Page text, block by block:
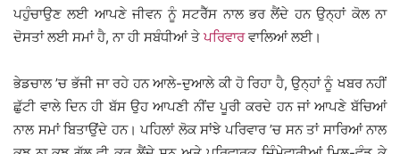
ਪਹੁੰਚਾਉਣ ਲਈ ਆਪਣੇ ਜੀਵਨ ਨੂੰ ਸਟਰੈੱਸ ਨਾਲ ਭਰ ਲੈਂਦੇ ਹਨ ਉਨ੍ਹਾਂ ਕੋਲ ਨਾ
ਦੋਸਤਾਂ ਲਈ ਸਮਾਂ ਹੈ, ਨਾ ਹੀ ਸਬੰਧੀਆਂ ਤੇ ਪਰਿਵਾਰਵਾਲਿਆਂ ਲਈ।
ਭੇਡਚਾਲ ’ਚ ਭੱਜੀ ਜਾ ਰਹੇ ਹਨ ਆਲੇ-ਦੁਆਲੇ ਕੀ ਹੋ ਰਿਹਾ ਹੈ, ਉਨ੍ਹਾਂ ਨੂੰ ਖਬਰ ਨਹੀਂ
ਛੁੱਟੀ ਵਾਲੇ ਦਿਨ ਹੀ ਬੱਸ ਉਹ ਆਪਣੀ ਨੀਂਦ ਪੂਰੀ ਕਰਦੇ ਹਨ ਜਾਂ ਆਪਣੇ ਬੱਚਿਆਂ
ਨਾਲ ਸਮਾਂ ਬਿਤਾਉਂਦੇ ਹਨ। ਪਹਿਲਾਂ ਲੋਕ ਸਾਂਝੇ ਪਰਿਵਾਰ ’ਚ ਸਨ ਤਾਂ ਸਾਰਿਆਂ ਨਾਲ